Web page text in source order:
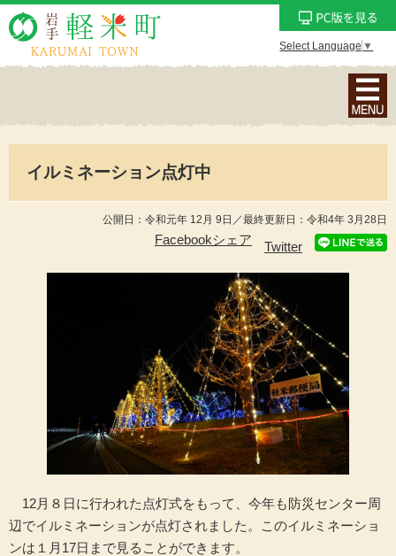
Select Language ▼
ナ
ビ
ン
メ
イルミネーション点灯中
公開日：令和元年 12月 9日／最終更新日：令和4年 3月28日
Facebookシェア Twitter
12月８日に行われた点灯式をもって、今年も防災センター周
辺でイルミネーションが点灯されました。このイルミネーショ
ンは１月17日まで見ることができます。